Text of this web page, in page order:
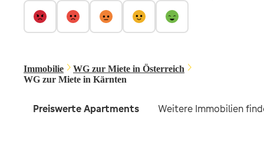
Immobilie
WG zur Miete in Österreich
WG zur Miete in Kärnten
Preiswerte Apartments Weitere Immobilien